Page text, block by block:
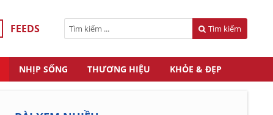
FEEDS Tìm kiếm
NHỊP SỐNG THƯƠNG HIỆU KHỎE & ĐẸP